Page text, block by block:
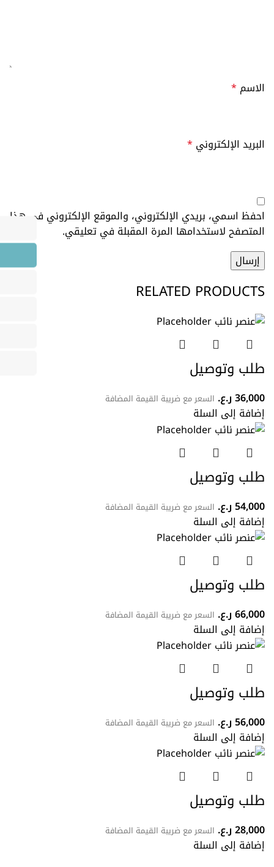
الاسم *
البريد الإلكتروني *
احفظ اسمي، بريدي الإلكتروني، والموقع الإلكتروني في هذا
المتصفح لاستخدامها المرة المقبلة في تعليقي.
RELATED PRODUCTS
طلب وتوصيل
36,000ر.ع. السعر مع ضريبة القيمة المضافة
إضافة إلى السلة
طلب وتوصيل
54,000ر.ع. السعر مع ضريبة القيمة المضافة
إضافة إلى السلة
طلب وتوصيل
66,000ر.ع. السعر مع ضريبة القيمة المضافة
إضافة إلى السلة
طلب وتوصيل
56,000ر.ع. السعر مع ضريبة القيمة المضافة
إضافة إلى السلة
طلب وتوصيل
28,000ر.ع. السعر مع ضريبة القيمة المضافة
إضافة إلى السلة